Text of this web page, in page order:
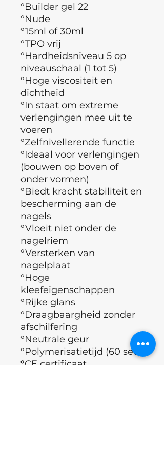
°Builder gel 22
°Nude
°15ml of 30ml
°TPO vrij
°Hardheidsniveau 5 op
niveauschaal (1 tot 5)
°Hoge viscositeit en
dichtheid
°In staat om extreme
verlengingen mee uit te
voeren
°Zelfnivellerende functie
°Ideaal voor verlengingen
(bouwen op boven of
onder vormen)
°Biedt kracht stabiliteit en
bescherming aan de
nagels
°Vloeit niet onder de
nagelriem
°Versterken van
nagelplaat
°Hoge
kleefeigenschappen
°Rijke glans
°Draagbaargheid zonder
afschilfering
°Neutrale geur
°Polymerisatietijd (60 sec)
°CE certificaat